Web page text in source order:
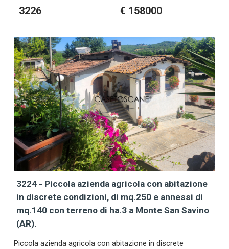
3226 € 158000
3224 - Piccola azienda agricola con abitazione
in discrete condizioni, di mq.250 e annessi di
mq.140 con terreno di ha.3 a Monte San Savino
(AR).
Piccola azienda agricola con abitazione in discrete